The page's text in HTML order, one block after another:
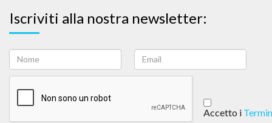
Iscriviti alla nostra newsletter:
Accetto i